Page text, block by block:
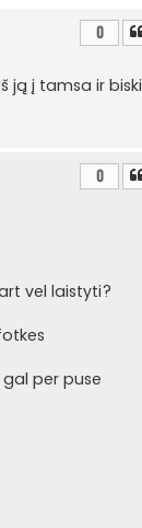
0
ją į tamsa ir biski
0
vel laistyti?
per puse